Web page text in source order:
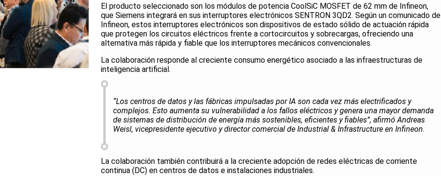
El producto seleccionado son los módulos de potencia CoolSiC MOSFET de 62 mm de Infineon,
que Siemens integrará en sus interruptores electrónicos SENTRON 3QD2. Según un comunicado de
Infineon, estos interruptores electrónicos son dispositivos de estado sólido de actuación rápida
que protegen los circuitos eléctricos frente a cortocircuitos y sobrecargas, ofreciendo una
alternativa más rápida y fiable que los interruptores mecánicos convencionales.
La colaboración responde al creciente consumo energético asociado a las infraestructuras de
inteligencia artificial.
“Los centros de datos y las fábricas impulsadas por IA son cada vez más electrificados y
complejos. Esto aumenta su vulnerabilidad a los fallos eléctricos y genera una mayor demanda
de sistemas de distribución de energía más sostenibles, eficientes y fiables”, afirmó Andreas
Weisl, vicepresidente ejecutivo y director comercial de Industrial & Infrastructure en Infineon.
La colaboración también contribuirá a la creciente adopción de redes eléctricas de corriente
continua (DC) en centros de datos e instalaciones industriales.